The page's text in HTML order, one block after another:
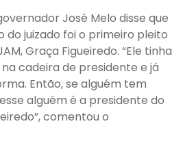
José Melo disse que
do juizado foi o primeiro pleito
Graça Figueiredo. “Ele tinha
cadeira de presidente e já
Então, se alguém tem
alguém é a presidente do
comentou o